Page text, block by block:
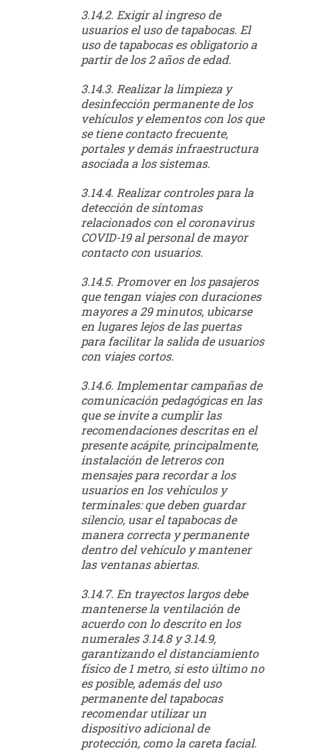
3.14.2. Exigir al ingreso de
usuarios el uso de tapabocas. El
uso de tapabocas es obligatorio a
partir de los 2 años de edad.
3.14.3. Realizar la limpieza y
desinfección permanente de los
vehículos y elementos con los que
se tiene contacto frecuente,
portales y demás infraestructura
asociada a los sistemas.
3.14.4. Realizar controles para la
detección de síntomas
relacionados con el coronavirus
COVID-19 al personal de mayor
contacto con usuarios.
3.14.5. Promover en los pasajeros
que tengan viajes con duraciones
mayores a 29 minutos, ubicarse
en lugares lejos de las puertas
para facilitar la salida de usuarios
con viajes cortos.
3.14.6. Implementar campañas de
comunicación pedagógicas en las
que se invite a cumplir las
recomendaciones descritas en el
presente acápite, principalmente,
instalación de letreros con
mensajes para recordar a los
usuarios en los vehículos y
terminales: que deben guardar
silencio, usar el tapabocas de
manera correcta y permanente
dentro del vehículo y mantener
las ventanas abiertas.
3.14.7. En trayectos largos debe
mantenerse la ventilación de
acuerdo con lo descrito en los
numerales 3.14.8 y 3.14.9,
garantizando el distanciamiento
físico de 1 metro, si esto último no
es posible, además del uso
permanente del tapabocas
recomendar utilizar un
dispositivo adicional de
protección, como la careta facial.